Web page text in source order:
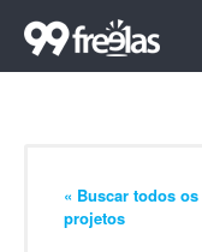
« Buscar todos os
projetos